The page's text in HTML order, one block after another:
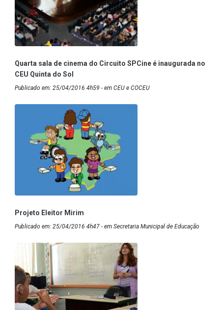
Quarta sala de cinema do Circuito SPCine é inaugurada no
CEU Quinta do Sol
Publicado em: 25/04/2016 4h59 - em CEU e COCEU
Projeto Eleitor Mirim
Publicado em: 25/04/2016 4h47 - em Secretaria Municipal de Educação